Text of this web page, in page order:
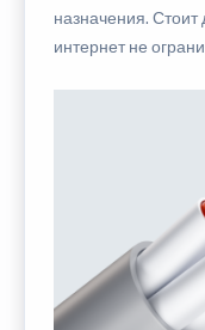
назначения. Стоит
интернет не